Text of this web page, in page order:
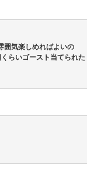
囲気楽しめればよいの
らいゴースト当てられた